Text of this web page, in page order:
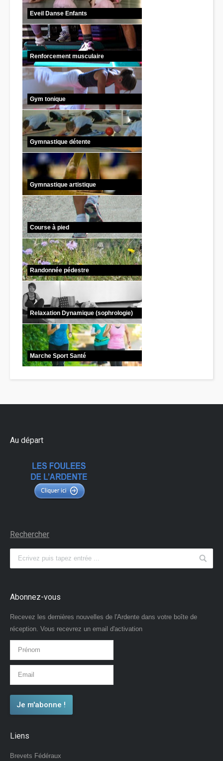
Eveil Danse Enfants
Renforcement musculaire
Gym tonique
Gymnastique détente
Gymnastique artistique
Course à pied
Randonnée pédestre
Relaxation Dynamique (sophrologie)
Marche Sport Santé
Au départ
Rechercher
Abonnez-vous
Recevez les dernières nouvelles de l'Ardente dans votre boîte de
réception. Vous recevrez un email d'activation
Liens
Brevets Fédéraux